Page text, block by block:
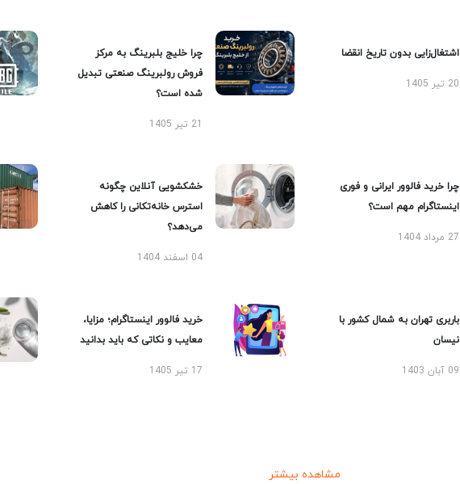
اشتغال‌زایی بدون تاریخ انقضا
20 تیر 1405
چرا خلیج بلبرینگ به مرکز
فروش رولبرینگ صنعتی تبدیل
شده است؟
21 تیر 1405
چرا خرید فالوور ایرانی و فوری
اینستاگرام مهم است؟
27 مرداد 1404
خشکشویی آنلاین چگونه
استرس خانه‌تکانی را کاهش
می‌دهد؟
04 اسفند 1404
باربری تهران به شمال کشور با
نیسان
09 آبان 1403
خرید فالوور اینستاگرام؛ مزایا،
معایب و نکاتی که باید بدانید
17 تیر 1405
مشاهده بیشتر